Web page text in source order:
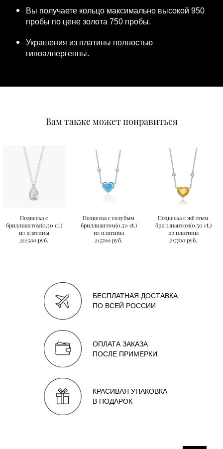
Вы получаете кольцо максимально высокой 950
пробы по цене золота 750 пробы.
Украшения из платины полностью
гипоаллергенны.
Вам также может понравиться
Подвеска с
бриллиантом(0,50 ct.)
из платины
322500 руб.
Подвеска с голубым
бриллиантом(0,50 ct.)
из платины
215700 руб.
Подвеска с жёлтым
бриллиантом(0,50 ct.)
из платины
215700 руб.
БЕСПЛАТНАЯ ДОСТАВКА
ПО ВСЕЙ РОССИИ
ОПЛАТА ЗАКАЗА
ПОСЛЕ ПРИМЕРКИ
КРАСИВАЯ УПАКОВКА
В ПОДАРОК